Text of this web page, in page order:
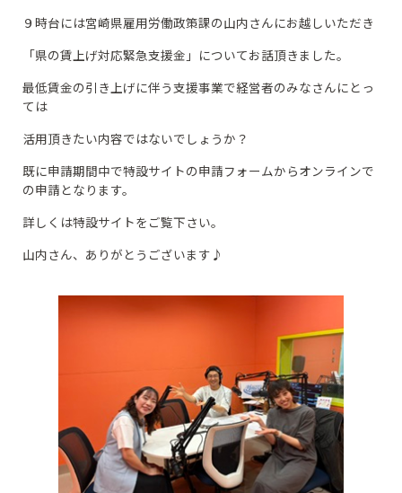
９時台には宮崎県雇用労働政策課の山内さんにお越しいただき
「県の賃上げ対応緊急支援金」についてお話頂きました。
最低賃金の引き上げに伴う支援事業で経営者のみなさんにとっ
ては
活用頂きたい内容ではないでしょうか？
既に申請期間中で特設サイトの申請フォームからオンラインで
の申請となります。
詳しくは特設サイトをご覧下さい。
山内さん、ありがとうございます♪